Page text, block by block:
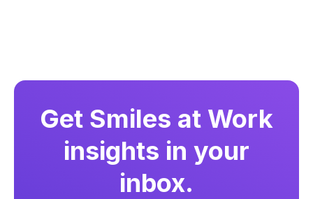
Get Smiles at Work
insights in your
inbox.